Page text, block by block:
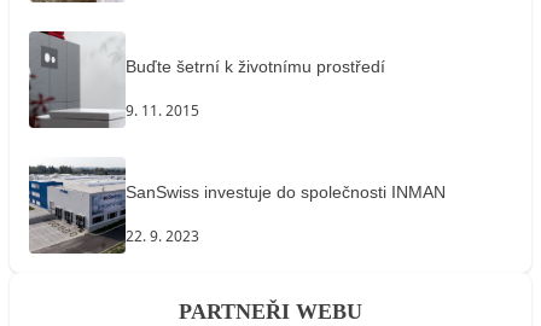
Buďte šetrní k životnímu prostředí
9. 11. 2015
SanSwiss investuje do společnosti INMAN
22. 9. 2023
PARTNEŘI WEBU